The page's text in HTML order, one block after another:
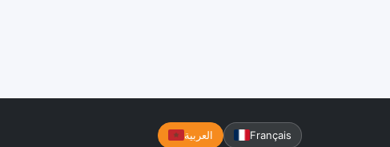
العربية Français